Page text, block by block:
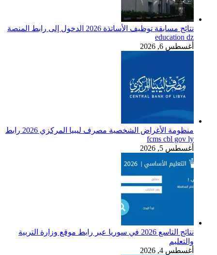
نتائج مسابقة توظيف الأساتذة 2026 الدخول إلى رابط المنصة
education dz
أغسطس 6, 2026
منظومة الأغراض الشخصية مصرف ليبيا المركزي 2026 رابط
fcms cbl gov ly
أغسطس 5, 2026
نتائج التاسع 2026 في سوريا عبر رابط موقع وزارة التربية
والتعليم
أغسطس 4, 2026